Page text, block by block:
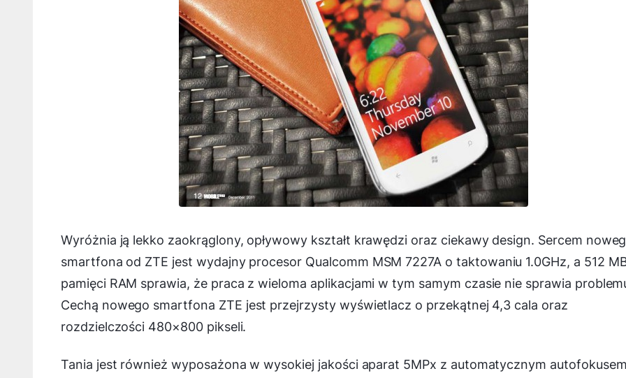
Wyróżnia ją lekko zaokrąglony, opływowy kształt krawędzi oraz ciekawy design. Sercem
smartfona od ZTE jest wydajny procesor Qualcomm MSM 7227A o taktowaniu 1.0GHz, a 512
pamięci RAM sprawia, że praca z wieloma aplikacjami w tym samym czasie nie sprawia
Cechą nowego smartfona ZTE jest przejrzysty wyświetlacz o przekątnej 4,3 cala oraz
rozdzielczości 480×800 pikseli.
Tania jest również wyposażona w wysokiej jakości aparat 5MPx z automatycznym